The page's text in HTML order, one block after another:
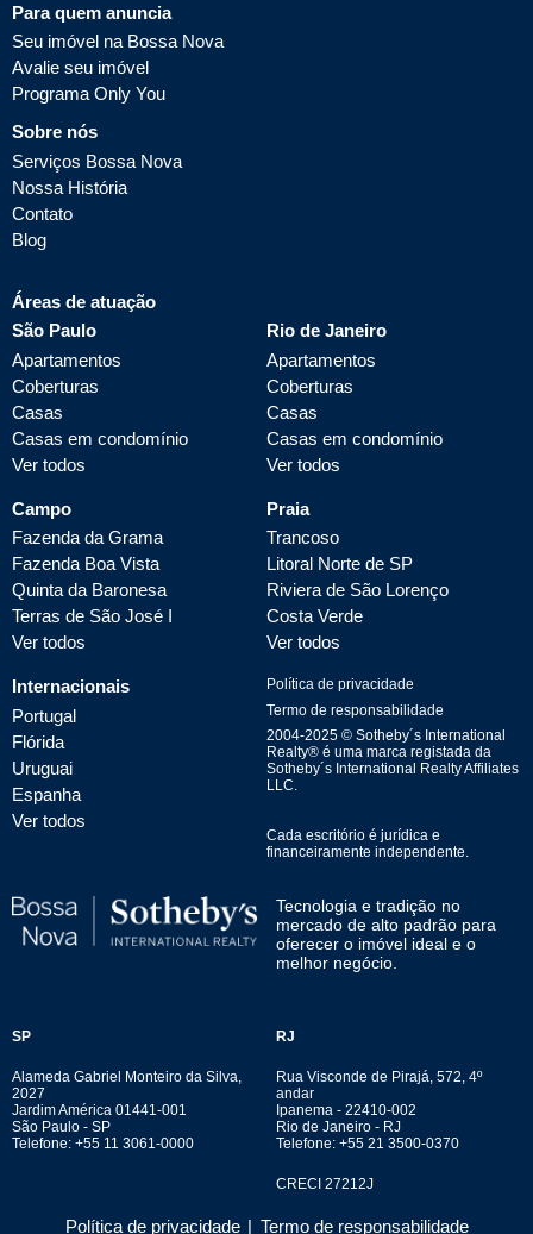
Para quem anuncia
Seu imóvel na Bossa Nova
Avalie seu imóvel
Programa Only You
Sobre nós
Serviços Bossa Nova
Nossa História
Contato
Blog
Áreas de atuação
São Paulo
Apartamentos
Coberturas
Casas
Casas em condomínio
Ver todos
Rio de Janeiro
Apartamentos
Coberturas
Casas
Casas em condomínio
Ver todos
Campo
Fazenda da Grama
Fazenda Boa Vista
Quinta da Baronesa
Terras de São José I
Ver todos
Praia
Trancoso
Litoral Norte de SP
Riviera de São Lorenço
Costa Verde
Ver todos
Internacionais
Portugal
Flórida
Uruguai
Espanha
Ver todos
Política de privacidade
Termo de responsabilidade
2004-2025 © Sotheby´s International
Realty® é uma marca registada da
Sotheby´s International Realty Affiliates
LLC.
Cada escritório é jurídica e
financeiramente independente.
Tecnologia e tradição no
mercado de alto padrão para
oferecer o imóvel ideal e o
melhor negócio.
SP
Alameda Gabriel Monteiro da Silva,
2027
Jardim América 01441-001
São Paulo - SP
Telefone: +55 11 3061-0000
RJ
Rua Visconde de Pirajá, 572, 4º
andar
Ipanema - 22410-002
Rio de Janeiro - RJ
Telefone: +55 21 3500-0370
CRECI 27212J
Política de privacidade | Termo de responsabilidade